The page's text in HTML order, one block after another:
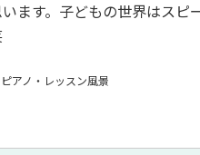
ます。子どもの世界はスピ
ピアノ・レッスン風景